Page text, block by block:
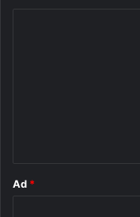
Ad *